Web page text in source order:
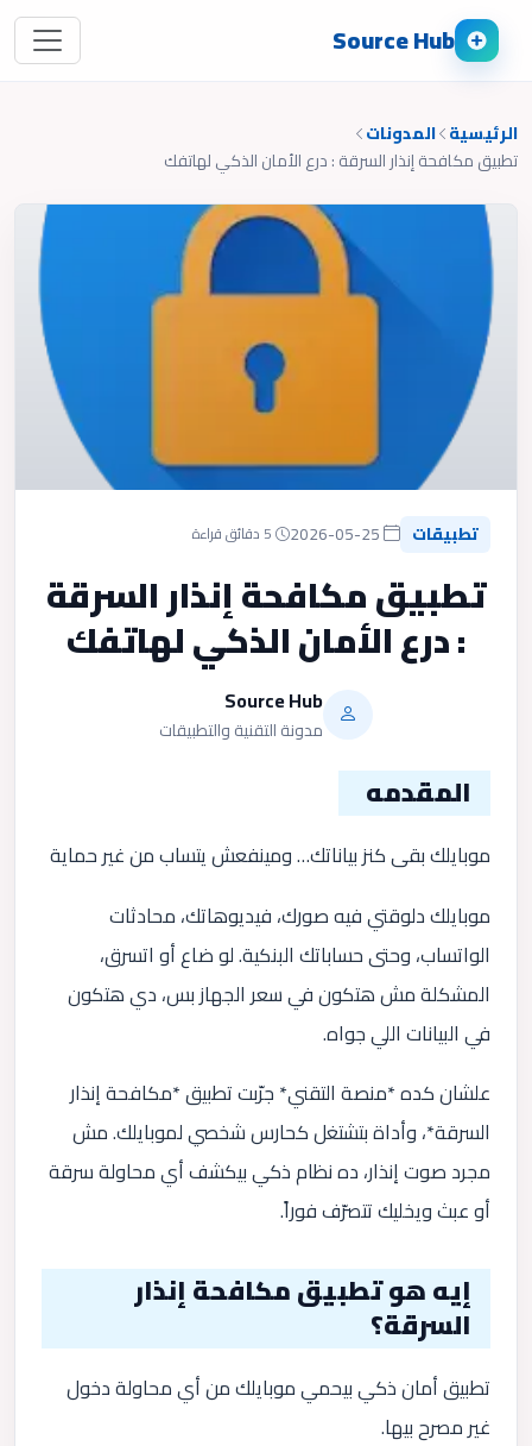
Source Hub
الرئيسية المدونات
تطبيق مكافحة إنذار السرقة : درع الأمان الذكي لهاتفك
تطبيقات
تطبيق مكافحة إنذار السرقة
: درع الأمان الذكي لهاتفك
Source Hub
مدونة التقنية والتطبيقات
المقدمه
موبايلك بقى كنز بياناتك… ومينفعش يتساب من غير حماية
موبايلك دلوقتي فيه صورك، فيديوهاتك، محادثات
الواتساب، وحتى حساباتك البنكية. لو ضاع أو اتسرق،
المشكلة مش هتكون في سعر الجهاز بس، دي هتكون
في البيانات اللي جواه.
علشان كده *منصة التقني* جرّبت تطبيق *مكافحة إنذار
السرقة*، وأداة بتشتغل كحارس شخصي لموبايلك. مش
مجرد صوت إنذار، ده نظام ذكي بيكشف أي محاولة سرقة
أو عبث ويخليك تتصرّف فوراً.
إيه هو تطبيق مكافحة إنذار
السرقة؟
تطبيق أمان ذكي بيحمي موبايلك من أي محاولة دخول
غير مصرح بيها.